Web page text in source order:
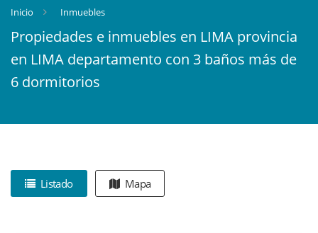
Inicio Inmuebles
Propiedades e inmuebles en LIMA provincia
en LIMA departamento con 3 baños más de
6 dormitorios
Listado Mapa